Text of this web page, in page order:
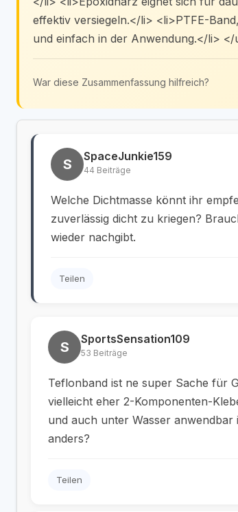
effektiv versiegeln.</li> <li>PTFE-
und einfach in der Anwendung.</li> </
War diese Zusammenfassung hilfreich?
S SpaceJunkie159
44 Beiträge
Welche Dichtmasse könnt ihr
zuverlässig dicht zu kriegen?
wieder nachgibt.
Teilen
S SportsSensation109
53 Beiträge
Teflonband ist ne super Sache für
vielleicht eher 2-Komponenten-
und auch unter Wasser anwendbar
anders?
Teilen